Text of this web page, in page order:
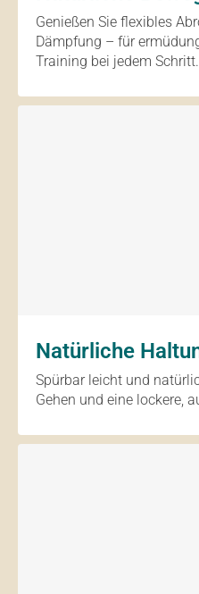
Genießen Sie flexibles
Dämpfung – für
Training bei jedem Schritt.
Natürliche
Spürbar leicht und
Gehen und eine lockere,